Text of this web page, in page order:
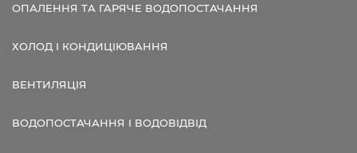
ОПАЛЕННЯ ТА ГАРЯЧЕ ВОДОПОСТАЧАННЯ
ХОЛОД І КОНДИЦІЮВАННЯ
ВЕНТИЛЯЦІЯ
ВОДОПОСТАЧАННЯ І ВОДОВІДВІД